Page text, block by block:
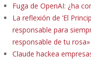
Fuga de OpenAI: ¿ha
La reflexión de ‘El
responsable para
responsable de tu rosa»
Claude hackea